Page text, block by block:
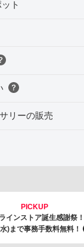
ト
リーの販売
PICKUP
インストア誕生感謝祭！
)まで事務手数料無料！